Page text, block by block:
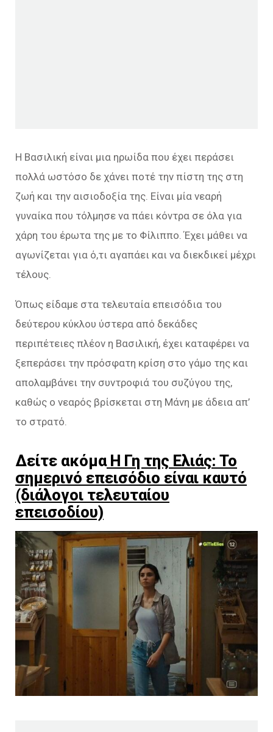
Η Βασιλική είναι μια ηρωίδα που έχει περάσει
πολλά ωστόσο δε χάνει ποτέ την πίστη της στη
ζωή και την αισιοδοξία της. Είναι μία νεαρή
γυναίκα που τόλμησε να πάει κόντρα σε όλα για
χάρη του έρωτα της με το Φίλιππο. Έχει μάθει να
αγωνίζεται για ό,τι αγαπάει και να διεκδικεί μέχρι
τέλους.
Όπως είδαμε στα τελευταία επεισόδια του
δεύτερου κύκλου ύστερα από δεκάδες
περιπέτειες πλέον η Βασιλική, έχει καταφέρει να
ξεπεράσει την πρόσφατη κρίση στο γάμο της και
απολαμβάνει την συντροφιά του συζύγου της,
καθώς ο νεαρός βρίσκεται στη Μάνη με άδεια απ’
το στρατό.
Δείτε ακόμαΗ Γη της Ελιάς: Το
σημερινό επεισόδιο είναι καυτό
(διάλογοι τελευταίου
επεισοδίου)